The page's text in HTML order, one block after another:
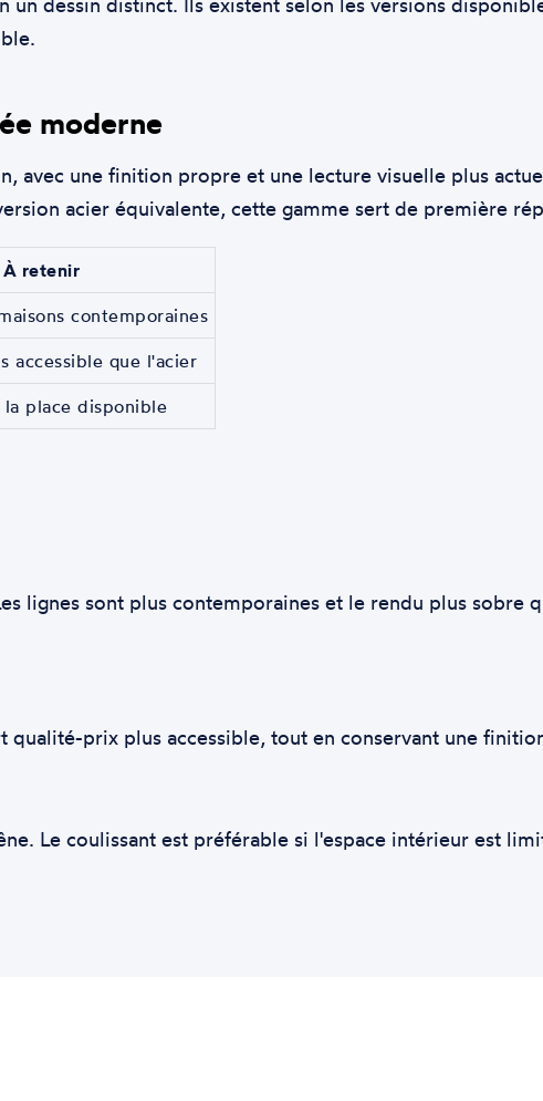
moderne
avec une finition propre et une lecture visuelle plus
acier équivalente, cette gamme sert de première
À retenir
contemporaines
accessible que l'acier
place disponible
lignes sont plus contemporaines et le rendu plus sobre
prix plus accessible, tout en conservant une
Le coulissant est préférable si l'espace intérieur est